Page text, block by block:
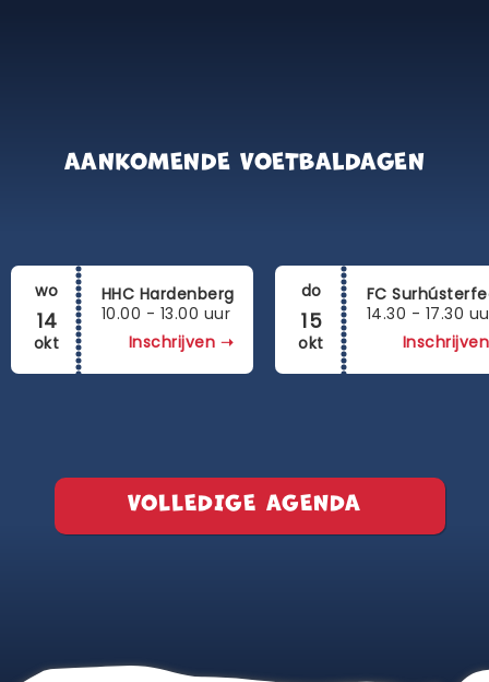
AANKOMENDE VOETBALDAGEN
wo
14
okt
HHC Hardenberg
10.00 - 13.00 uur
Inschrijven
do
15
okt
FC
14.30 - 17.30
Inschrijven
VOLLEDIGE AGENDA